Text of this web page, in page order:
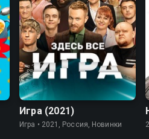
7.8
Игра (2021)
Игра • 2021, Россия, Новинки